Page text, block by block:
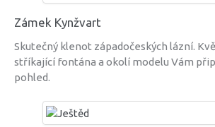
Zámek Kynžvart
Skutečný klenot západočeských lázní.
stříkající fontána a okolí modelu Vám
pohled.